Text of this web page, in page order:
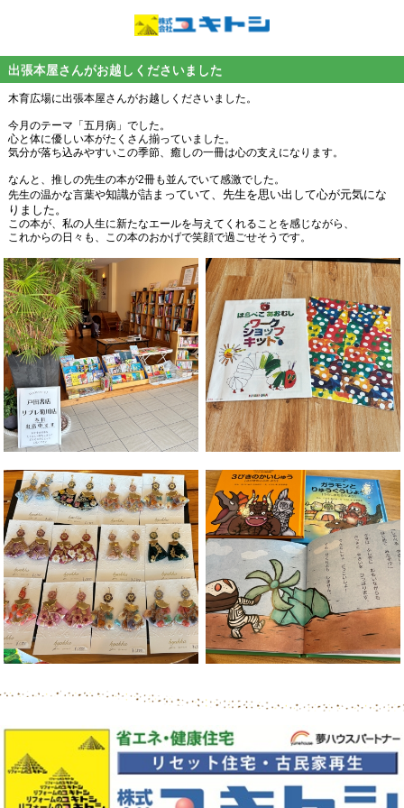
出張本屋さんがお越しくださいました
木育広場に出張本屋さんがお越しくださいました。
今月のテーマ「五月病」でした。
心と体に優しい本がたくさん揃っていました。
気分が落ち込みやすいこの季節、癒しの一冊は心の支えになります。
なんと、推しの先生の本が2冊も並んでいて感激でした。
先生の温かな言葉や知識が詰まっていて、先生を思い出して心が元気にな
りました。
この本が、私の人生に新たなエールを与えてくれることを感じながら、
これからの日々も、この本のおかげで笑顔で過ごせそうです。